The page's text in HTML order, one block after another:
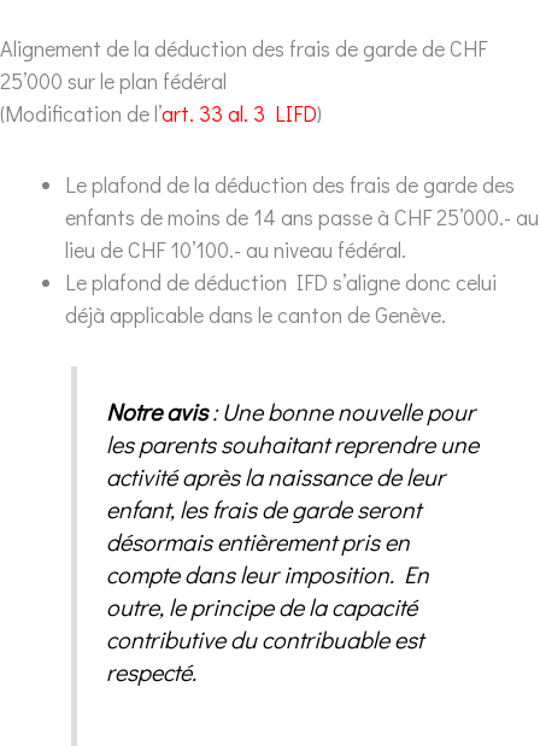
Alignement de la déduction des frais de garde de CHF
25’000 sur le plan fédéral
(Modification de l’art. 33 al. 3 LIFD)
Le plafond de la déduction des frais de garde des
enfants de moins de 14 ans passe à CHF 25’000.- au
lieu de CHF 10’100.- au niveau fédéral.
Le plafond de déduction IFD s’aligne donc celui
déjà applicable dans le canton de Genève.
Notre avis: Une bonne nouvelle pour
les parents souhaitant reprendre une
activité après la naissance de leur
enfant, les frais de garde seront
désormais entièrement pris en
compte dans leur imposition. En
outre, le principe de la capacité
contributive du contribuable est
respecté.